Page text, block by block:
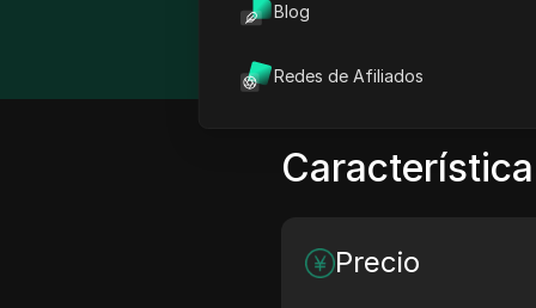
Blog
Redes de Afiliados
Detalle
Característica
Precio